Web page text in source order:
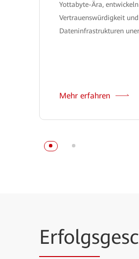
Yottabyte-Ära,
Vertrauenswürdigkeit
Dateninfrastrukturen
Mehr erfahren
Erfolgs